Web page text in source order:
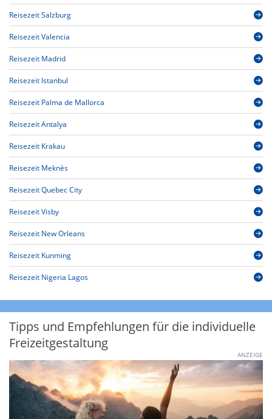
Reisezeit Salzburg
Reisezeit Valencia
Reisezeit Madrid
Reisezeit Istanbul
Reisezeit Palma de Mallorca
Reisezeit Antalya
Reisezeit Krakau
Reisezeit Meknès
Reisezeit Quebec City
Reisezeit Visby
Reisezeit New Orleans
Reisezeit Kunming
Reisezeit Nigeria Lagos
Tipps und Empfehlungen für die individuelle
Freizeitgestaltung
ANZEIGE